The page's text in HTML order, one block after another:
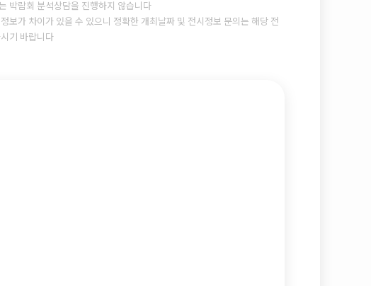
박람회 분석상담을 진행하지 않습니다
보가 차이가 있을 수 있으니 정확한 개최날짜 및 전시정보 문의는 해당 전
기 바랍니다